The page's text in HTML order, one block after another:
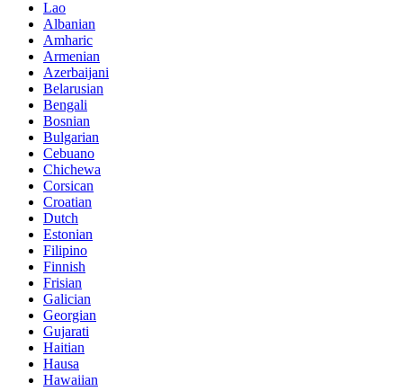
Lao
Albanian
Amharic
Armenian
Azerbaijani
Belarusian
Bengali
Bosnian
Bulgarian
Cebuano
Chichewa
Corsican
Croatian
Dutch
Estonian
Filipino
Finnish
Frisian
Galician
Georgian
Gujarati
Haitian
Hausa
Hawaiian